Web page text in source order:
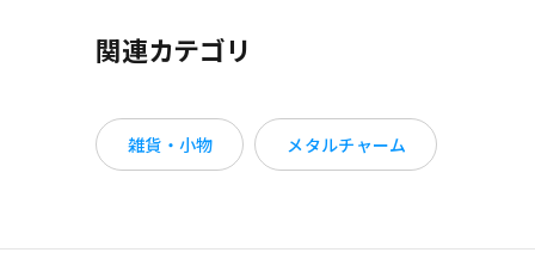
関連カテゴリ
雑貨・小物 メタルチャーム